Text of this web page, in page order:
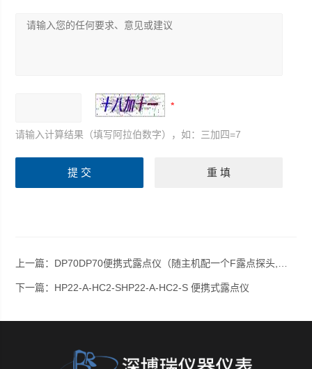
请输入计算结果（填写阿拉伯数字），如：三加四=7
上一篇： DP70DP70便携式露点仪（随主机配一个F露点探头,可测-80-+60度DP,推荐）
下一篇： HP22-A-HC2-SHP22-A-HC2-S 便携式露点仪